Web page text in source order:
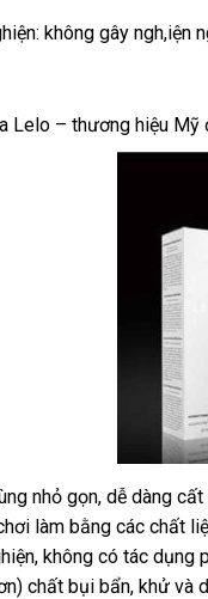
không gây
Lelo – thương hiệu Mỹ
nhỏ gọnkhuyến
mãi
, dễ dàng
làm bằng bảng
giá
các chất
bảng
giá
, không có tác dụng
chất bụi bẩnso
, khử Thái
và